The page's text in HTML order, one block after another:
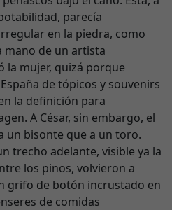
parecía
en la piedra, como
mano de un artista
la mujer, quizá porque
de tópicos y souvenirs
la definición para
A César, sin embargo, el
un bisonte que a un toro.
trecho adelante, visible ya la
los pinos, volvieron a
grifo de botón incrustado en
de comidas